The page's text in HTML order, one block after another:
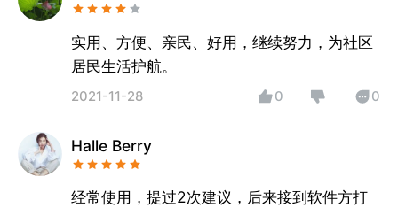
实用、方便、亲民、好用，继续努力，为社区
居民生活护航。
2021-11-28 0 0
Halle Berry
经常使用，提过2次建议，后来接到软件方打